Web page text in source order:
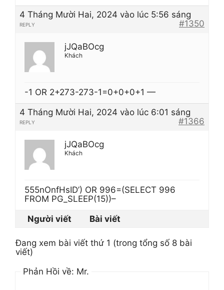
4 Tháng Mười Hai, 2024 vào lúc 5:56 sáng
#1350
REPLY
jJQaBOcg
Khách
-1 OR 2+273-273-1=0+0+0+1 —
4 Tháng Mười Hai, 2024 vào lúc 6:01 sáng
#1366
REPLY
jJQaBOcg
Khách
555nOnfHsID’) OR 996=(SELECT 996
FROM PG_SLEEP(15))–
Người viết
Bài viết
Đang xem bài viết thứ 1 (trong tổng số 8 bài
viết)
Phản Hồi về: Mr.